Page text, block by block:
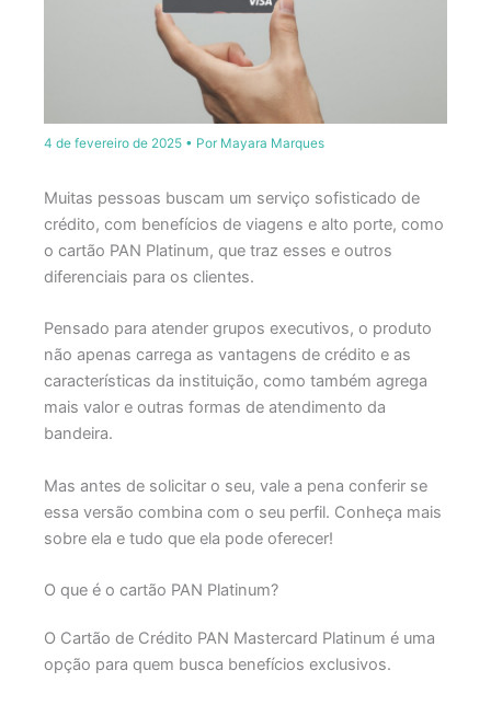
4 de fevereiro de 2025 • Por Mayara Marques
Muitas pessoas buscam um serviço sofisticado de
crédito, com benefícios de viagens e alto porte, como
o cartão PAN Platinum, que traz esses e outros
diferenciais para os clientes.
Pensado para atender grupos executivos, o produto
não apenas carrega as vantagens de crédito e as
características da instituição, como também agrega
mais valor e outras formas de atendimento da
bandeira.
Mas antes de solicitar o seu, vale a pena conferir se
essa versão combina com o seu perfil. Conheça mais
sobre ela e tudo que ela pode oferecer!
O que é o cartão PAN Platinum?
O Cartão de Crédito PAN Mastercard Platinum é uma
opção para quem busca benefícios exclusivos.